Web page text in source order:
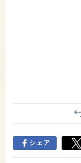
シェア